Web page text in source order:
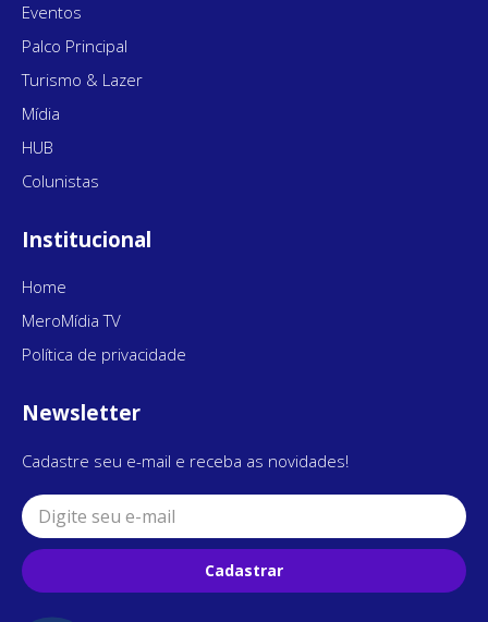
Eventos
Palco Principal
Turismo & Lazer
Mídia
HUB
Colunistas
Institucional
Home
MeroMídia TV
Política de privacidade
Newsletter
Cadastre seu e-mail e receba as novidades!
Cadastrar